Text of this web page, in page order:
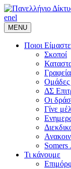
enel
MENU
Ποιοι Είμαστε
Σκοποί
Ομάδες
ΔΣ
Οι
Γίνε
Somers
Τι κάνουμε